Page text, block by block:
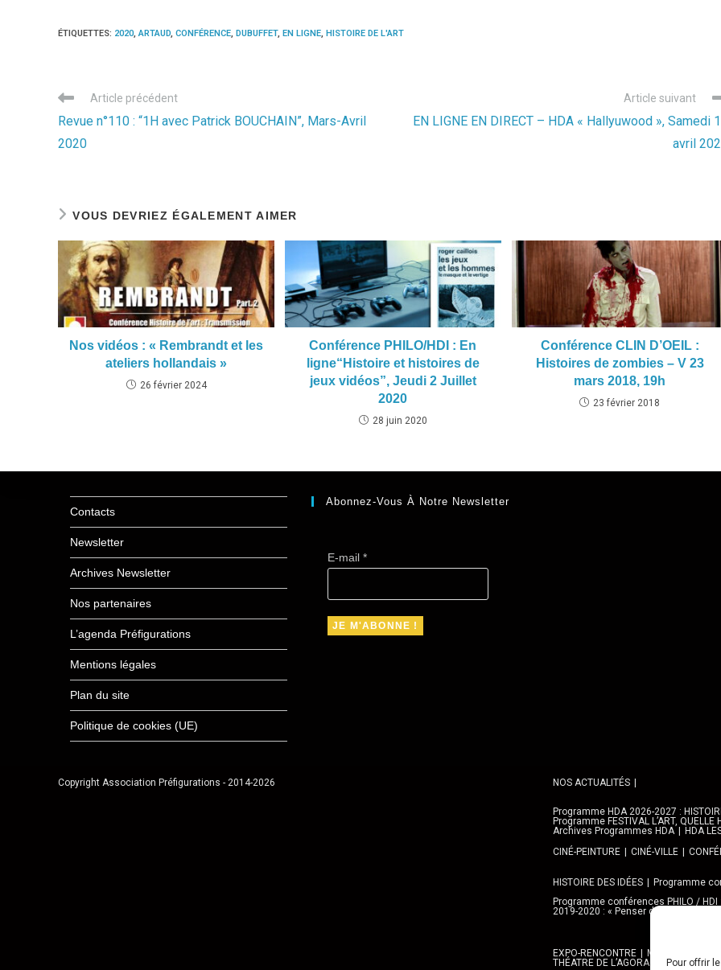
Pour offrir
ÉTIQUETTES: 2020, ARTAUD, CONFÉRENCE, DUBUFFET, EN LIGNE, HISTOIRE DE L'ART
Read
articles
Article précédent
Revue n°110 : “1H avec Patrick BOUCHAIN”, Mars-Avril
2020
Article suivant
EN LIGNE EN DIRECT – HDA « Hallyuwood », Samedi
avril
VOUS DEVRIEZ ÉGALEMENT AIMER
Nos vidéos : « Rembrandt et les
ateliers hollandais »
26 février 2024
Conférence PHILO/HDI : En
ligne“Histoire et histoires de
jeux vidéos”, Jeudi 2 Juillet
2020
28 juin 2020
Conférence CLIN D’OEIL :
Histoires de zombies – V 23
mars 2018, 19h
23 février 2018
Contacts
Newsletter
Archives Newsletter
Nos partenaires
L’agenda Préfigurations
Mentions légales
Plan du site
Politique de cookies (UE)
Abonnez-Vous À Notre Newsletter
E-mail *
NOS ACTUALITÉS
Programme HDA 2026-2027 :
Programme FESTIVAL L’ART,
Archives Programmes HDA
HDA
CINÉ-PEINTURE
CINÉ-VILLE
HISTOIRE DES IDÉES
Programme
Programme conférences PHILO / HDI
2019-2020 : « Penser demain » avec
EXPO-RENCONTRE
THÉATRE DE L’AGORA
GALERIE
Copyright Association Préfigurations - 2014-2026